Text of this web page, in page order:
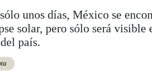
unos días, México se
solar, pero sólo será visible
país.